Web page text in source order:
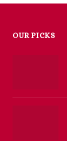
OUR PICKS